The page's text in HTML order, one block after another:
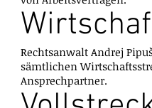
Rechtsanwalt Andrej
sämtlichen
Ansprechpartner.